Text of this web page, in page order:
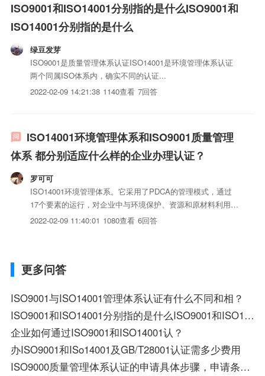
ISO9001和ISO14001分别指的是什么ISO9001和
ISO14001分别指的是什么
绿豆发芽
ISO9001是质量管理体系认证ISO14001是环境管理体系认证
两个同属ISO体系内，确实不同的认证...
2022-02-09 14:21:38 1140查看 7回答
ISO14001环境管理体系和ISO9001质量管理
体系 都分别适应什么样的企业办理认证？
罗可可
ISO14001环境管理体系。它采用了PDCA的管理模式，通过
17个要素的运行，对企业中与环境保护、资源和原材料利用相
关的问题进行有效的管理，从而达到促进环境质量改善的目
2022-02-09 11:40:01 1080查看 6回答
更多问答
ISO9001与ISO14001管理体系认证有什么不同和相？
ISO9001和ISO14001分别指的是什么ISO9001和ISO14001分别指的是什么
企业如何通过ISO9001和ISO14001认？
办ISO9001和ISo14001及GB/T28001认证需多少费用
ISO9000质量管理体系认证的申请具体步骤，申请条件以及需要准备的资料？